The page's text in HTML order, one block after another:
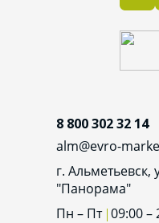
8 800 302 32 14
alm@evro-
г.
"Панорама"
Пн – Пт 09:00 –